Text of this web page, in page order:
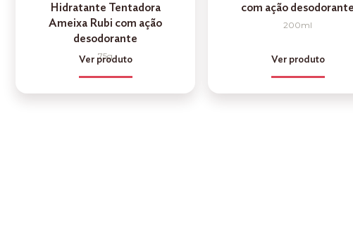
Hidratante Tentadora
Ameixa Rubi com ação
desodorante
75g
Ver produto
com ação
200ml
Ver produto